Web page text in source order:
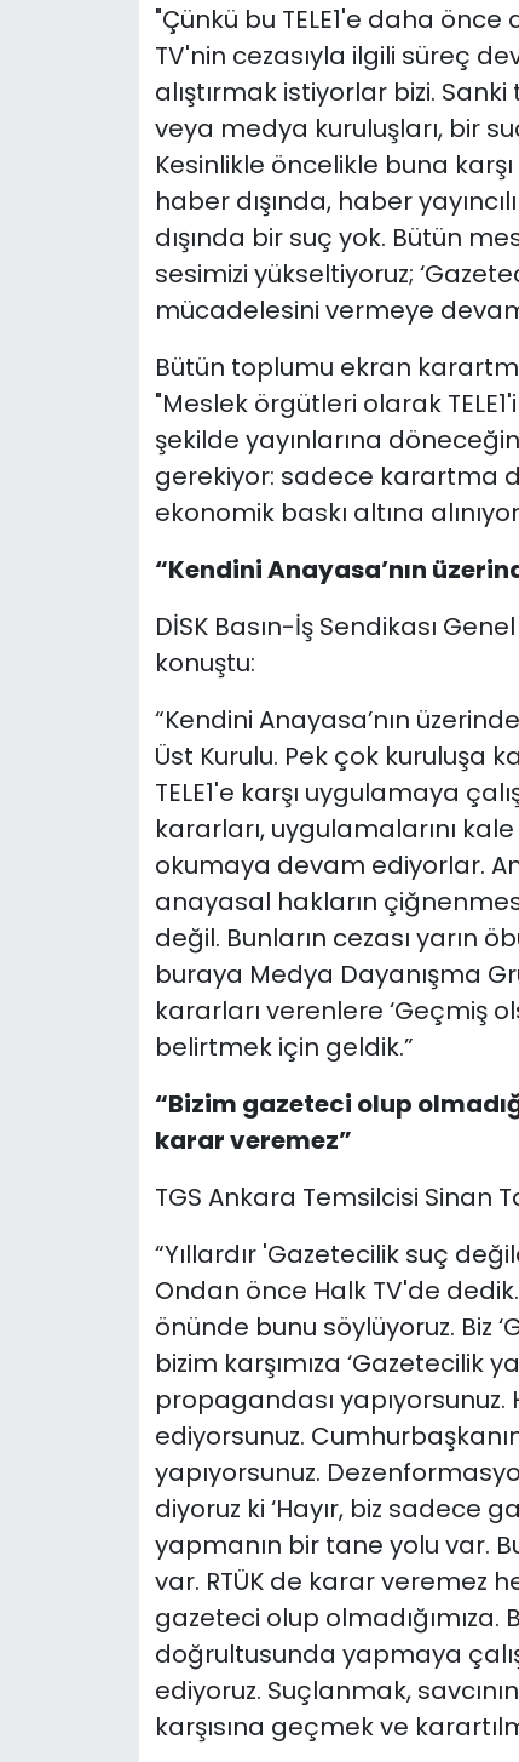
"Çünkü bu TELE1'e daha
TV'nin cezasıyla ilgili süreç
alıştırmak istiyorlar bizi.
veya medya kuruluşları, bir
Kesinlikle öncelikle buna
haber dışında, haber
dışında bir suç yok. Bütün
sesimizi yükseltiyoruz;
mücadelesini vermeye
Bütün toplumu ekran
"Meslek örgütleri olarak
şekilde yayınlarına
gerekiyor: sadece karartma
ekonomik baskı altına
“Kendini Anayasa’nın
DİSK Basın-İş Sendikası
konuştu:
“Kendini Anayasa’nın
Üst Kurulu. Pek çok kuruluşa
TELE1'e karşı uygulamaya
kararları, uygulamalarını
okumaya devam ediyorlar.
anayasal hakların
değil. Bunların cezası yarın
buraya Medya Dayanışma
kararları verenlere ‘Geçmiş
belirtmek için geldik.”
“Bizim gazeteci olup
karar veremez”
TGS Ankara Temsilcisi Sinan
“Yıllardır 'Gazetecilik suç
Ondan önce Halk TV'de
önünde bunu söylüyoruz. Biz
bizim karşımıza ‘Gazetecilik
propagandası yapıyorsunuz.
ediyorsunuz.
yapıyorsunuz.
diyoruz ki ‘Hayır, biz sadece
yapmanın bir tane yolu var.
var. RTÜK de karar veremez
gazeteci olup
doğrultusunda yapmaya
ediyoruz. Suçlanmak,
karşısına geçmek ve